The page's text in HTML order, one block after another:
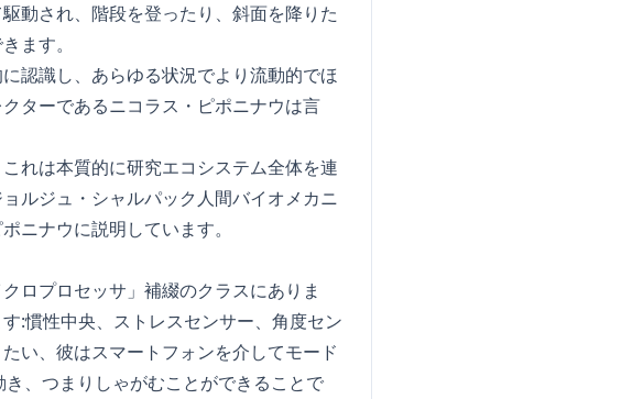
動され、階段を登ったり、斜面を降りた
ます。
認識し、あらゆる状況でより流動的でほ
ターであるニコラス・ピポニナウは言
れは本質的に研究エコシステム全体を連
ルジュ・シャルパック人間バイオメカニ
ニナウに説明しています。
ロプロセッサ」補綴のクラスにありま
:慣性中央、ストレスセンサー、角度セン
い、彼はスマートフォンを介してモード
、つまりしゃがむことができることで